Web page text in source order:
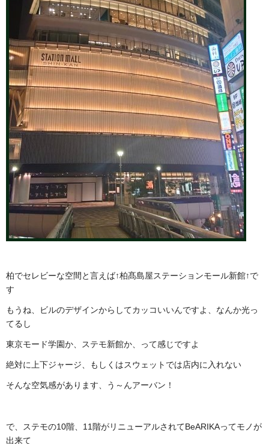
柏でセレビーな空間と言えば↑柏髙島屋ステーションモール新館↑で
す
もうね、ビルのデザインからしてカッコいいんですよ、なんか光っ
てるし
東京モード学園か、ステモ新館か、って感じですよ
絶対に上下ジャージ、もしくはスウェットでは店内に入れない
そんな空気感があります、う～んアーバン！
で、ステモの10階、11階がリニューアルされてBeARIKAってモノが
出来て